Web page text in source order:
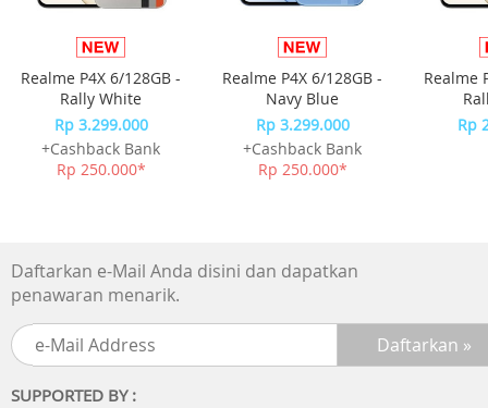
memantau dan menyesuaikan suhu sesuai kebutuhan
dengan mudah melalui remote control. Teknologi ini
memberikan kemudahan kontrol penuh atas
udara di dalam ruangan Anda.
Sleep Mode dirancang khusus untuk mengoptimalkan
kenyamanan tidur Anda. AC secara otomatis mengatur
suhu dan kinerja kompresor sepanjang malam agar tetap
Spesifikasi:
Realme P4X 6/128GB -
Rally White
Rp 3.299.000
+Cashback Bank
Rp 250.000*
Realme P4X 6/128GB -
Navy Blue
Rp 3.299.000
+Cashback Bank
Rp 250.000*
Realme
Rp
Daftarkan e-Mail Anda disini dan dapatkan
penawaran menarik.
SUPPORTED BY :